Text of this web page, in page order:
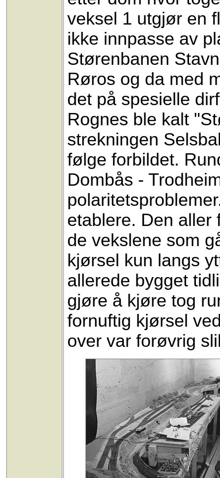
veksel 1 utgjør en
ikke innpasse av
Størenbanen
Røros og da med
det på spesielle
Rognes ble kalt
strekningen
følge forbildet.
Dombås -
etablere. Den aller
de vekslene som
kjørsel kun langs
allerede bygget
gjøre å kjøre tog
fornuftig kjørsel
over var forøvrig